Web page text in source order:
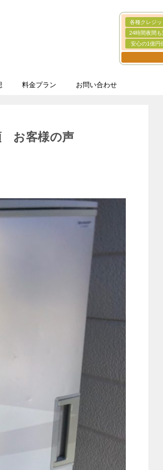
各種クレジ
24時間夜間も
安心の1億円
料金プラン お問い合わせ
お客様の声